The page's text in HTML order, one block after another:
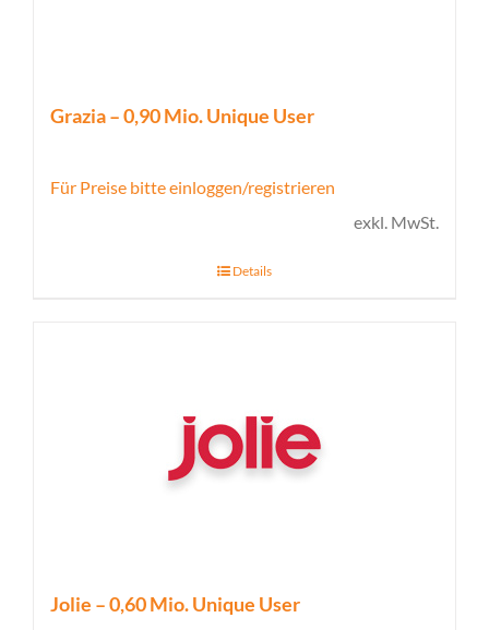
Grazia – 0,90 Mio. Unique User
Für Preise bitte einloggen/registrieren
exkl. MwSt.
Details
Jolie – 0,60 Mio. Unique User